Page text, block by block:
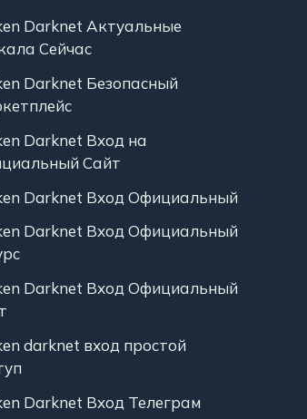
Darknet Актуальные
Сейчас
Darknet Безопасный
Darknet Вход на
Сайт
Darknet Вход Официальный
Darknet Вход Официальный
Darknet Вход Официальный
darknet вход простой
Darknet Вход Телеграм